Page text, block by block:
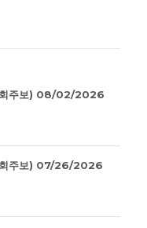
주보) 08/02/2026
주보) 07/26/2026